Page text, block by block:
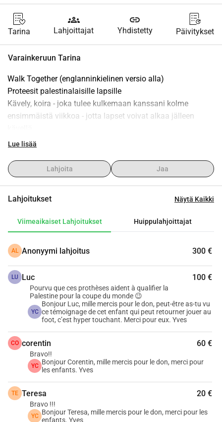
Tarina
groups
Lahjoittajat
link
Yhdistetty Päivitykset
Varainkeruun Tarina
Walk Together (englanninkielinen versio alla)
Proteesit palestinalaisille lapsille
Kävely, koira - joka tulee kulkemaan kanssani kolme
ensimmäistä viikkoa - jotta lapset voivat alkaa jälleen
Tämä projekti on ollut minulle tärkeä jo pitkään. Tunsin
saatavuutta. Tänään hetki on tullut: lähden matkaan 1.
maaliskuuta, useiksi kuukausiksi kävelyä, aina 31.
Aion kävellä kotoani Brysselistä Santiago de Compostelan
Portugalia. Pitkä matka, Vicin kanssa, kolmen vuoden
kanssani ensimmäiset 350 kilometriä, ja palaa sitten kotiin
ansaitulle levolle.
Projektin valmistelun myötä tunsin tarpeen antaa tälle
kävelylle solidaarisuuden ja humanitaarisuuden
ulottuvuus. Kaikkien niiden syiden joukossa, jotka
koskettavat minua, sota-ajan väkivallassa kärsivien lasten
kohtalo koskettaa minua erityisesti.
Ilman poliittista pohdintaa, kysyin itseltäni yksinkertaisen
kysymyksen: miten voimme toimia konkreettisesti?
Yksi todistus vaikutti minuun syvästi: nuoren
UGANI-säätiön valmistaman proteesin, hän voi nyt palata
kouluun ja pelata jälleen jalkapalloa. Yksinkertaisia eleitä,
jotka ovat jälleen mahdollisia.
Lue lisää
Lahjoita Jaa
Lahjoitukset Näytä Kaikki
Viimeaikaiset Lahjoitukset Huippulahjoittajat
AL Anonyymi lahjoitus 300 €
LU Luc 100 €
Pourvu que ces prothèses aident à qualifier la
Palestine pour la coupe du monde 😉
YC
Bonjour Luc, mille mercis pour le don, peut-être as-tu vu
ce témoignage de cet enfant qui peut retourner jouer au
foot, c’est hyper touchant. Merci pour eux. Yves
CO corentin 60 €
Bravo!!
YC Bonjour Corentin, mille mercis pour le don, merci pour
les enfants. Yves
TE Teresa 20 €
Bravo !!!
YC Bonjour Teresa, mille mercis pour le don, merci pour les
enfants. Yves